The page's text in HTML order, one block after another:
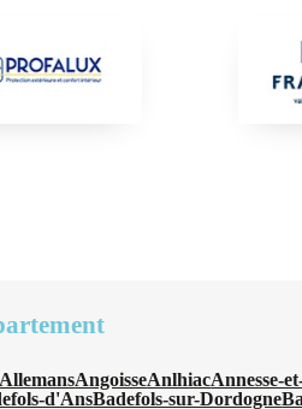
AllemansAngoisseAnlhiacAnnesse-
d'AnsBadefols-sur-Dordogne